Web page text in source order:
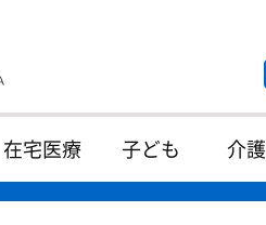
在宅医療 子ども 介護